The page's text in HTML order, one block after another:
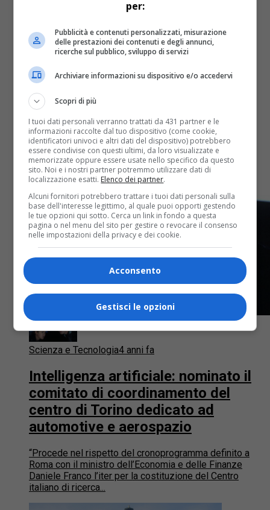
4 anni fa
Intelligenza artificiale, eVISO
assume in Piemonte: 10 nuovi
impiegati nella sede di Saluzzo
eVISO S.p.A. (EVS.MI) – società digitale, quotata
all’EGM, con una infrastruttura di intelligenza artificiale
proprietaria che opera nel settore delle materie prime
(luce, gas, mele) –...
Scienza e Tecnologia4 anni fa
Intelligenza artificiale: nominato il
comitato di coordinamento del
centro di Torino dedicato ad
automotive e aerospazio
“Procede nel rispetto del cronoprogramma definito a
Roma con il ministro dell’Economia e delle Finanze
Daniele Franco l’iter per la costituzione del Centro
italiano di ricerca...
per:
Pubblicità e contenuti personalizzati, misurazione
delle prestazioni dei contenuti e degli annunci,
ricerche sul pubblico, sviluppo di servizi
Archiviare informazioni su dispositivo e/o accedervi
Scopri di più
I tuoi dati personali verranno trattati da 431 partner e le
informazioni raccolte dal tuo dispositivo (come cookie,
identificatori univoci e altri dati del dispositivo) potrebbero
essere condivise con questi ultimi, da loro visualizzate e
memorizzate oppure essere usate nello specifico da questo
sito. Noi e i nostri partner potremmo utilizzare dati di
localizzazione esatti. Elenco dei partner.
Alcuni fornitori potrebbero trattare i tuoi dati personali sulla
base dell'interesse legittimo, al quale puoi opporti gestendo
le tue opzioni qui sotto. Cerca un link in fondo a questa
pagina o nel menu del sito per gestire o revocare il consenso
nelle impostazioni della privacy e dei cookie.
Acconsento
Gestisci le opzioni